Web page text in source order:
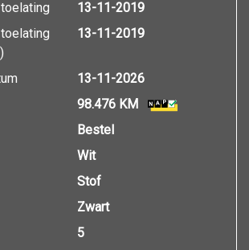
13-11-2019
13-11-2019
13-11-2026
98.476 KM
Bestel
Wit
Stof
Zwart
5